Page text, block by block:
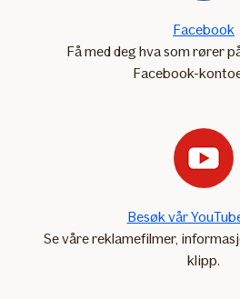
Facebook
Få med deg hva som rører
Facebook-
Besøk vår
Se våre reklamefilmer,
klipp.